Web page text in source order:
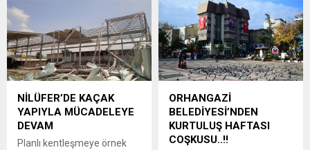
NİLÜFER’DE KAÇAK
YAPIYLA MÜCADELEYE
DEVAM
Planlı kentleşmeye örnek
ORHANGAZİ
BELEDİYESİ’NDEN
KURTULUŞ HAFTASI
COŞKUSU..!!